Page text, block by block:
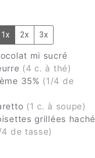
1x 2x 3x
mi sucré
(4 c. à thé)
35% (1/4 de
(1 c. à soupe)
grillées haché
4 de tasse)